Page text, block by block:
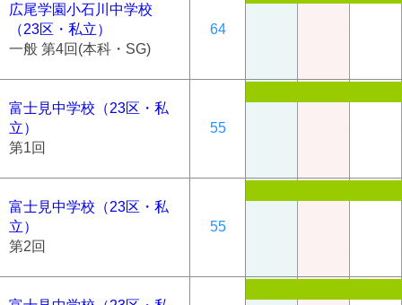
広尾学園小石川中学校
（23区・私立）
一般 第4回(本科・SG)
64
富士見中学校（23区・私
立）
第1回
55
富士見中学校（23区・私
立）
第2回
55